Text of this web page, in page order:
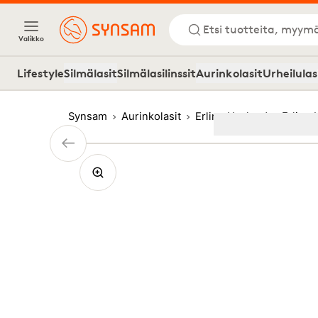
Valikko
Etsi tuotteita,
LifestyleSilmälasitSilmälasilinssitAurinkolasit
Synsam Aurinkolasit Erling Haaland Erling